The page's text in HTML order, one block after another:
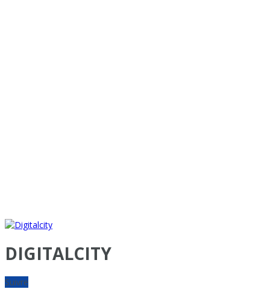
DIGITALCITY
Suivre